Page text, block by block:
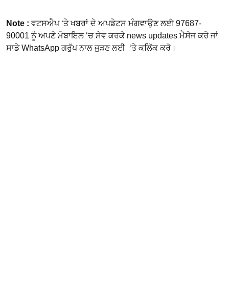
Note : ਵਟਸਐਪ ‘ਤੇ ਖਬਰਾਂ ਦੇ ਅਪਡੇਟਸ ਮੰਗਵਾਉਣ ਲਈ 97687-
90001 ਨੂੰ ਅਪਣੇ ਮੋਬਾਇਲ ‘ਚ ਸੇਵ ਕਰਕੇ news updates ਮੈਸੇਜ ਕਰੋ ਜਾਂ
ਸਾਡੇ WhatsApp ਗਰੁੱਪ ਨਾਲ ਜੁੜਣ ਲਈ ‘ਤੇ ਕਲਿੱਕ ਕਰੋ।